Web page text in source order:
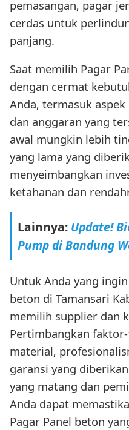
pemasangan, pagar
cerdas untuk
panjang.
Saat memilih Pagar
dengan cermat
Anda, termasuk
dan anggaran yang
awal mungkin lebih
yang lama yang
menyeimbangkan
ketahanan dan
Lainnya: Update!
Pump di Bandung
Untuk Anda yang
beton di Tamansari
memilih supplier dan
Pertimbangkan
material,
garansi yang
yang matang dan
Anda dapat
Pagar Panel beton